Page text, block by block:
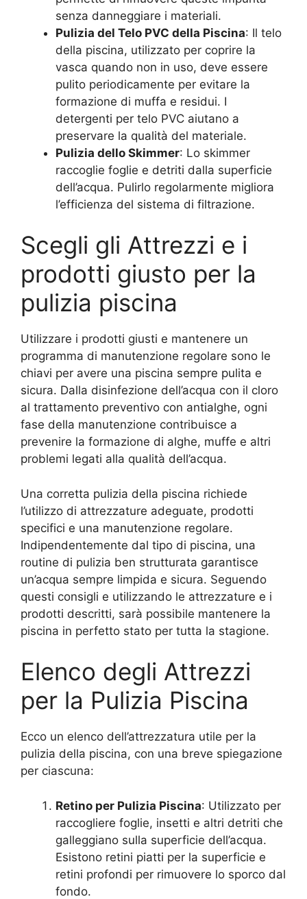
senza danneggiare i materiali.
Pulizia del Telo PVC della Piscina: Il telo
della piscina, utilizzato per coprire la
vasca quando non in uso, deve essere
pulito periodicamente per evitare la
formazione di muffa e residui. I
detergenti per telo PVC aiutano a
preservare la qualità del materiale.
Pulizia dello Skimmer: Lo skimmer
raccoglie foglie e detriti dalla superficie
dell’acqua. Pulirlo regolarmente migliora
l’efficienza del sistema di filtrazione.
Scegli gli Attrezzi e i
prodotti giusto per la
pulizia piscina
Utilizzare i prodotti giusti e mantenere un
programma di manutenzione regolare sono le
chiavi per avere una piscina sempre pulita e
sicura. Dalla disinfezione dell’acqua con il cloro
al trattamento preventivo con antialghe, ogni
fase della manutenzione contribuisce a
prevenire la formazione di alghe, muffe e altri
problemi legati alla qualità dell’acqua.
Una corretta pulizia della piscina richiede
l’utilizzo di attrezzature adeguate, prodotti
specifici e una manutenzione regolare.
Indipendentemente dal tipo di piscina, una
routine di pulizia ben strutturata garantisce
un’acqua sempre limpida e sicura. Seguendo
questi consigli e utilizzando le attrezzature e i
prodotti descritti, sarà possibile mantenere la
piscina in perfetto stato per tutta la stagione.
Elenco degli Attrezzi
per la Pulizia Piscina
Ecco un elenco dell’attrezzatura utile per la
pulizia della piscina, con una breve spiegazione
per ciascuna:
Retino per Pulizia Piscina: Utilizzato per
raccogliere foglie, insetti e altri detriti che
galleggiano sulla superficie dell’acqua.
Esistono retini piatti per la superficie e
retini profondi per rimuovere lo sporco dal
fondo.